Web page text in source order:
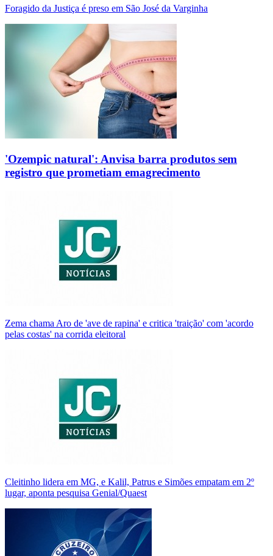
Foragido da Justiça é preso em São José da Varginha
'Ozempic natural': Anvisa barra produtos sem
registro que prometiam emagrecimento
Zema chama Aro de 'ave de rapina' e critica 'traição' com 'acordo
pelas costas' na corrida eleitoral
Cleitinho lidera em MG, e Kalil, Patrus e Simões empatam em 2º
lugar, aponta pesquisa Genial/Quaest